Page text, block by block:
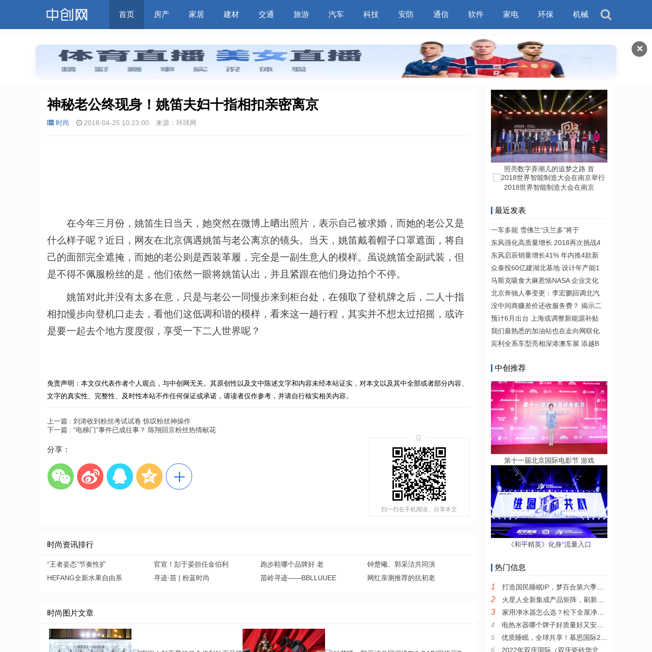
✕
首页 房产 家居 建材 交通 旅游 汽车 科技 安防 通信 软件 家电 环保 机械
神秘老公终现身！姚笛夫妇十指相扣亲密离京
时尚 2018-04-25 10:23:00 来源：环球网
在今年三月份，姚笛生日当天，她突然在微博上晒出照片，表示自己被求婚，而她的老公又是
什么样子呢？近日，网友在北京偶遇姚笛与老公离京的镜头。当天，姚笛戴着帽子口罩遮面，将自
己的面部完全遮掩，而她的老公则是西装革履，完全是一副生意人的模样。虽说姚笛全副武装，但
是不得不佩服粉丝的是，他们依然一眼将姚笛认出，并且紧跟在他们身边拍个不停。
姚笛对此并没有太多在意，只是与老公一同慢步来到柜台处，在领取了登机牌之后，二人十指
相扣慢步向登机口走去，看他们这低调和谐的模样，看来这一趟行程，其实并不想太过招摇，或许
是要一起去个地方度度假，享受一下二人世界呢？
免责声明：本文仅代表作者个人观点，与中创网无关。其原创性以及文中陈述文字和内容未经本站证实，对本文以及其中全部或者部分内容、
文字的真实性、完整性、及时性本站不作任何保证或承诺，请读者仅作参考，并请自行核实相关内容。
上一篇 : 刘涛收到粉丝考试试卷 惊叹粉丝神操作
下一篇 : “电梯门”事件已成往事？ 陈翔回京粉丝热情献花
分享：
扫一扫在手机阅读、分享本文
时尚资讯排行
“王者姿态”节奏性扩 官宣！彭于晏担任金伯利 跑步鞋哪个品牌好 老
钟楚曦、郭采洁共同演
HEFANG全新水果自由系
寻迹·苗 | 粉蓝时尚 苗岭寻迹——BBLLUUEE 网红亲测推荐的抗初老
时尚图片文章
照亮数字弄潮儿的追梦之路 首
2018世界智能制造大会在南京
最近发表
一车多能 雪佛兰“沃兰多”将于
东风强化高质量增长 2018再次挑战4
东风启辰销量增长41% 年内推4款新
众泰投60亿建湖北基地 设计年产能1
马斯克吸食大麻惹恼NASA 企业文化
北京奔驰人事变更：李宏鹏回调北汽
没中间商赚差价还收服务费？ 揭示二
预计6月出台 上海或调整新能源补贴
我们最熟悉的加油站也在走向网联化
宾利全系车型亮相深港澳车展 添越B
中创推荐
第十一届北京国际电影节 游戏
《和平精英》化身“流量入口
热门信息
1 打造国民睡眠IP，梦百合第六季全民试睡节引领0压睡眠新风尚
2 火星人全新集成产品矩阵，刷新集成厨电产品新高度
3
家用净水器怎么选？松下全屋净水系统值得推荐
4
电热水器哪个牌子好质量好又安全？耐用安全的电热水器推荐
5
优质睡眠，全球共享！慕思国际2022年全新品牌宣传片发布
6
2022年双庆国际（双庆瓷砖华北区）核心战略伙伴峰会圆满举行